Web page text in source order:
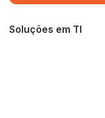
Soluções em TI